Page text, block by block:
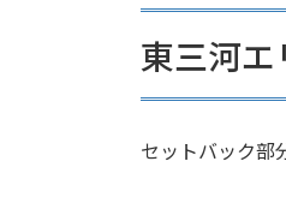
東三河
セットバック部